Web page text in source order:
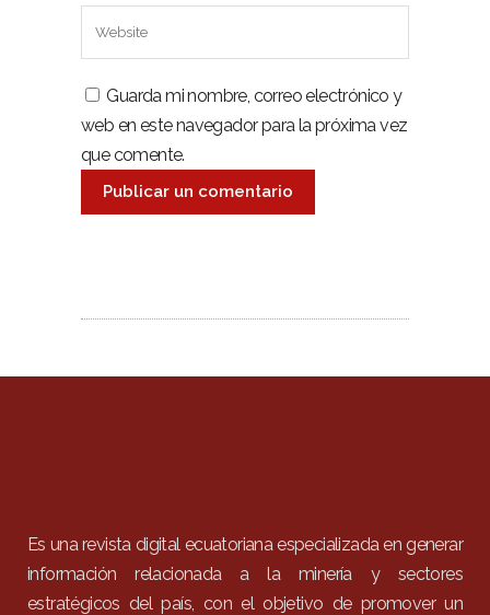
Guarda mi nombre, correo electrónico y
web en este navegador para la próxima vez
que comente.
Es una revista digital ecuatoriana especializada en generar
información relacionada a la minería y sectores
estratégicos del país, con el objetivo de promover un